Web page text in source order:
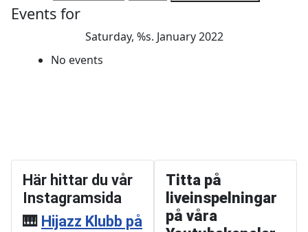
Events for
Saturday, %s. January 2022
No events
Här hittar du vår
Instagramsida
🎹 Hijazz Klubb på
Titta på
liveinspelningar
på våra